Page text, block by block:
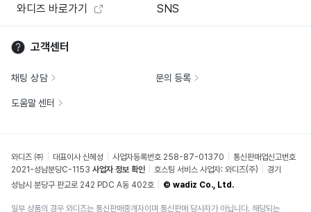
와디즈 바로가기
SNS
고객센터
채팅 상담 문의 등록
도움말 센터
와디즈 ㈜ 대표이사 신혜성 사업자등록번호 258-87-01370
통신판매업신고번호
2021-성남분당C-1153 사업자 정보 확인 호스팅 서비스 사업자: 와디즈(주)
경기
성남시 분당구 판교로 242 PDC A동 402호
© wadiz Co., Ltd.
일부 상품의 경우 와디즈는 통신판매중개자이며 통신판매 당사자가 아닙니다. 해당되는